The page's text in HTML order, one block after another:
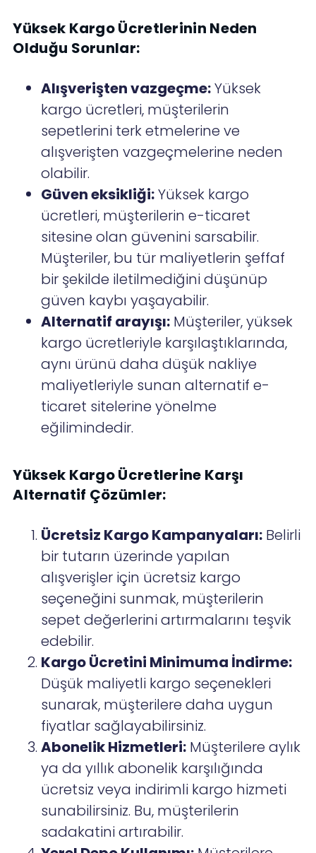
Yüksek Kargo Ücretlerinin Neden
Olduğu Sorunlar:
Alışverişten vazgeçme:Yüksek
kargo ücretleri, müşterilerin
sepetlerini terk etmelerine ve
alışverişten vazgeçmelerine neden
olabilir.
Güven eksikliği:Yüksek kargo
ücretleri, müşterilerin e-ticaret
sitesine olan güvenini sarsabilir.
Müşteriler, bu tür maliyetlerin şeffaf
bir şekilde iletilmediğini düşünüp
güven kaybı yaşayabilir.
Alternatif arayışı: Müşteriler, yüksek
kargo ücretleriyle karşılaştıklarında,
aynı ürünü daha düşük nakliye
maliyetleriyle sunan alternatif e-
ticaret sitelerine yönelme
eğilimindedir.
Yüksek Kargo Ücretlerine Karşı
Alternatif Çözümler:
Ücretsiz Kargo Kampanyaları: Belirli
bir tutarın üzerinde yapılan
alışverişler için ücretsiz kargo
seçeneğini sunmak, müşterilerin
sepet değerlerini artırmalarını teşvik
edebilir.
Kargo Ücretini Minimuma İndirme:
Düşük maliyetli kargo seçenekleri
sunarak, müşterilere daha uygun
fiyatlar sağlayabilirsiniz.
Abonelik Hizmetleri: Müşterilere aylık
ya da yıllık abonelik karşılığında
ücretsiz veya indirimli kargo hizmeti
sunabilirsiniz. Bu, müşterilerin
sadakatini artırabilir.